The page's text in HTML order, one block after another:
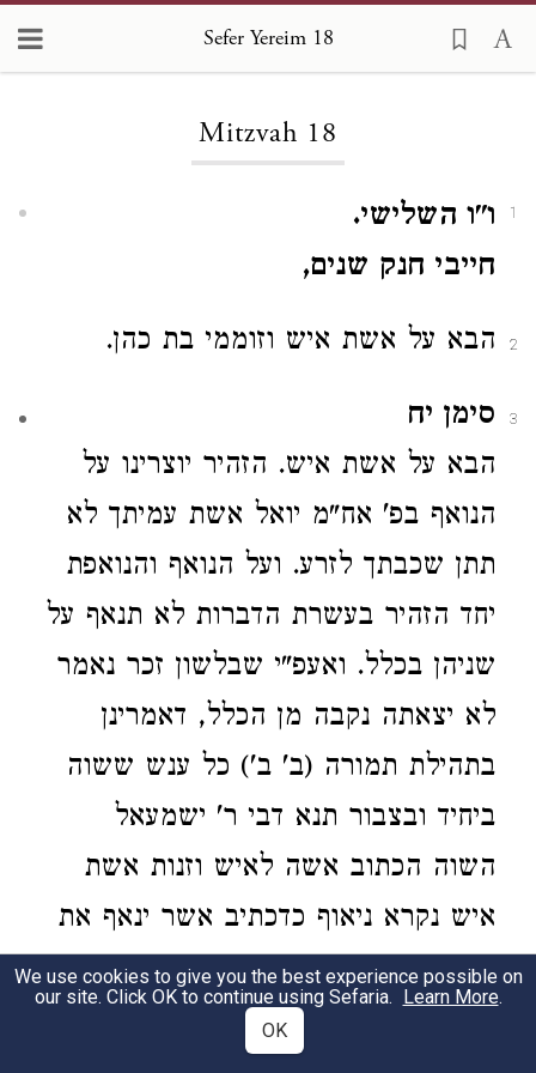
Sefer Yereim 18
Mitzvah 18
1
ו"ו השלישי.
חייבי חנק שנים,
2 הבא על אשת איש וזוממי בת כהן.
3
סימן יח
הבא על אשת איש. הזהיר יוצרינו על
הנואף בפ' אח"מ יואל אשת עמיתך לא
תתן שכבתך לזרע. ועל הנואף והנואפת
יחד הזהיר בעשרת הדברות לא תנאף על
שניהן בכלל. ואעפ"י שבלשון זכר נאמר
לא יצאתה נקבה מן הכלל, דאמרינן
בתהילת תמורה (ב' ב') כל ענש ששוה
ביחיד ובצבור תנא דבי ר' ישמעאל
השוה הכתוב אשה לאיש וזנות אשת
איש נקרא ניאוף כדכתיב אשר ינאף את
אשת איש אשר ינאף את אשת רעהו
מות יומת הנואף והנואפת וענש על
We use cookies to give you the best experience possible on
our site. Click OK to continue using Sefaria. Learn More.
OK